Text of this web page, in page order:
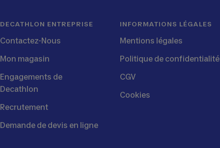
DECATHLON ENTREPRISE
Contactez-Nous
Mon magasin
Engagements de
Decathlon
Recrutement
Demande de devis en ligne
INFORMATIONS LÉGALES
Mentions légales
Politique de confidentialité
CGV
Cookies